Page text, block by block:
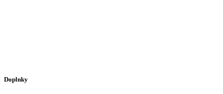
Doplnky